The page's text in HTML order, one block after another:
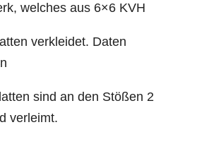
welches aus 6×6 KVH
verkleidet. Daten
sind an den Stößen 2
verleimt.